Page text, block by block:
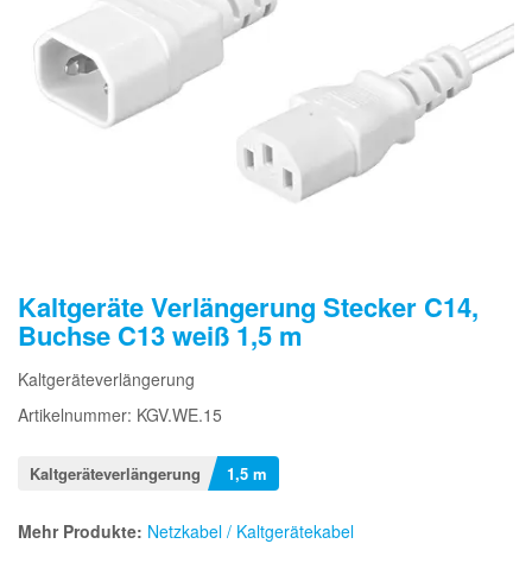
Kaltgeräte Verlängerung Stecker C14,
Buchse C13 weiß 1,5 m
Kaltgeräteverlängerung
Artikelnummer: KGV.WE.15
Kaltgeräteverlängerung 1,5 m
Mehr Produkte: Netzkabel / Kaltgerätekabel